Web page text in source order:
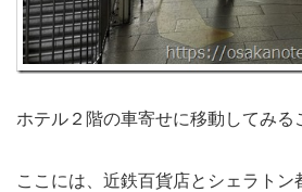
ホテル２階の車寄せに移動してみる
ここには、近鉄百貨店とシェラトン